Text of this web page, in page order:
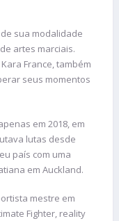
de sua modalidade
artes marciais.
France, também
seus momentos
em 2018, em
lutas desde
país com uma
em Auckland.
mestre em
Fighter, reality